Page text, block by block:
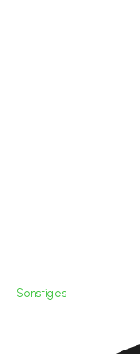
Sonstiges